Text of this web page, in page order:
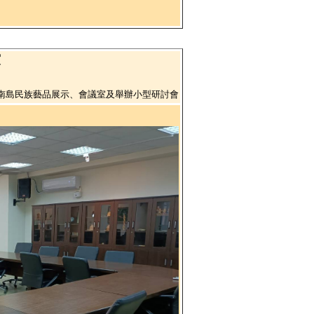
島民族藝品展示、會議室及舉辦小型研討會